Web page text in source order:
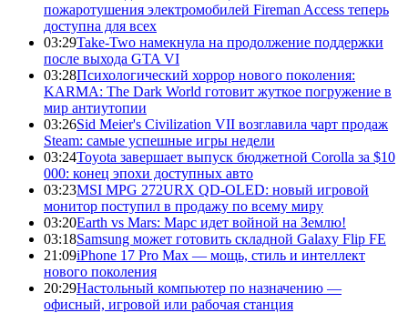
пожаротушения электромобилей Fireman Access теперь
доступна для всех
03:29Take-Two намекнула на продолжение поддержки
после выхода GTA VI
03:28Психологический хоррор нового поколения:
KARMA: The Dark World готовит жуткое погружение в
мир антиутопии
03:26Sid Meier's Civilization VII возглавила чарт продаж
Steam: самые успешные игры недели
03:24Toyota завершает выпуск бюджетной Corolla за $10
000: конец эпохи доступных авто
03:23MSI MPG 272URX QD-OLED: новый игровой
монитор поступил в продажу по всему миру
03:20Earth vs Mars: Марс идет войной на Землю!
03:18Samsung может готовить складной Galaxy Flip FE
21:09iPhone 17 Pro Max — мощь, стиль и интеллект
нового поколения
20:29Настольный компьютер по назначению —
офисный, игровой или рабочая станция